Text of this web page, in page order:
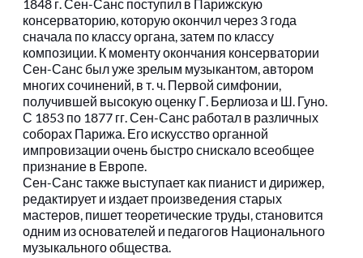
1848 г. Сен-Санс поступил в Парижскую
консерваторию, которую окончил через 3 года
сначала по классу органа, затем по классу
композиции. К моменту окончания консерватории
Сен-Санс был уже зрелым музыкантом, автором
многих сочинений, в т. ч. Первой симфонии,
получившей высокую оценку Г. Берлиоза и Ш. Гуно.
С 1853 по 1877 гг. Сен-Санс работал в различных
соборах Парижа. Его искусство органной
импровизации очень быстро снискало всеобщее
признание в Европе.
Сен-Санс также выступает как пианист и дирижер,
редактирует и издает произведения старых
мастеров, пишет теоретические труды, становится
одним из основателей и педагогов Национального
музыкального общества.